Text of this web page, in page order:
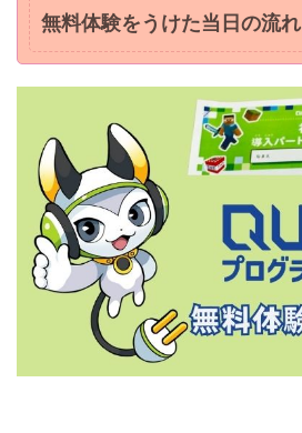
無料体験をうけた当日の流れ